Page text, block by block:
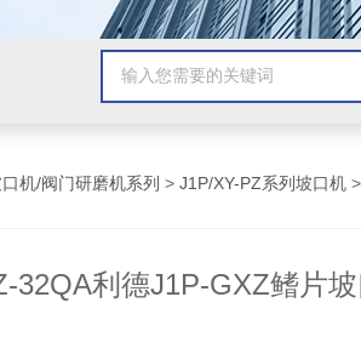
机/阀门研磨机系列 > J1P/XY-PZ系列坡口机 >
32QA利德J1P-GXZ鳍片